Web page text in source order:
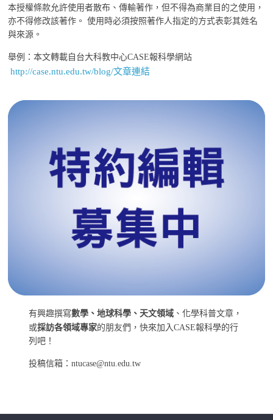
本授權條款允許使用者散布、傳輸著作，但不得為商業目的之使用，
亦不得修改該著作。 使用時必須按照著作人指定的方式表彰其姓名
與來源。
舉例：本文轉載自台大科教中心CASE報科學網站
http://case.ntu.edu.tw/blog/文章連結
有興趣撰寫數學、地球科學、天文領域 、化學科普文章，
或採訪各領域專家的朋友們，快來加入CASE報科學的行
列吧！
投稿信箱：ntucase@ntu.edu.tw